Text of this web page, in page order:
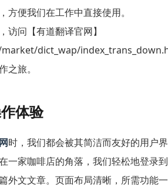
方便我们在工作中直接使用。
访问【有道翻译官网】
dict_wap/
之旅。
体验
时，我们都会被其简洁而友好的用户界
一家咖啡店的角落，我们轻松地登录到
外文文章。页面布局清晰，所需功能一